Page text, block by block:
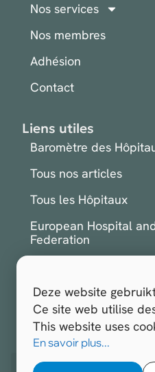
Deze website
Ce site web utilise
This website uses
En savoir plus...
Nos services
Nos membres
Adhésion
Contact
Liens utiles
Baromètre des
Tous nos articles
Tous les Hôpitaux
European Hospital
Federation
S'inscrire à la
Hospitals.be 2026
Site web réalisé